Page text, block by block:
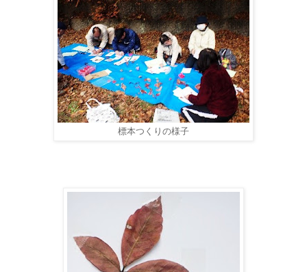
標本つくりの様子